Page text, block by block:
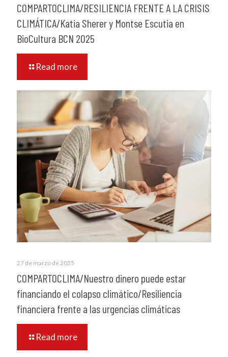
COMPARTOCLIMA/RESILIENCIA FRENTE A LA CRISIS
CLIMÁTICA/Katia Sherer y Montse Escutia en
BioCultura BCN 2025
Read more
27 de marzo de 2025
COMPARTOCLIMA/Nuestro dinero puede estar
financiando el colapso climático/Resiliencia
financiera frente a las urgencias climáticas
Read more